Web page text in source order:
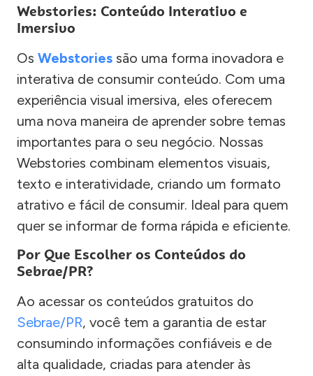
Webstories: Conteúdo Interativo e
Imersivo
Os Webstories são uma forma inovadora e
interativa de consumir conteúdo. Com uma
experiência visual imersiva, eles oferecem
uma nova maneira de aprender sobre temas
importantes para o seu negócio. Nossas
Webstories combinam elementos visuais,
texto e interatividade, criando um formato
atrativo e fácil de consumir. Ideal para quem
quer se informar de forma rápida e eficiente.
Por Que Escolher os Conteúdos do
Sebrae/PR?
Ao acessar os conteúdos gratuitos do
Sebrae/PR, você tem a garantia de estar
consumindo informações confiáveis e de
alta qualidade, criadas para atender às